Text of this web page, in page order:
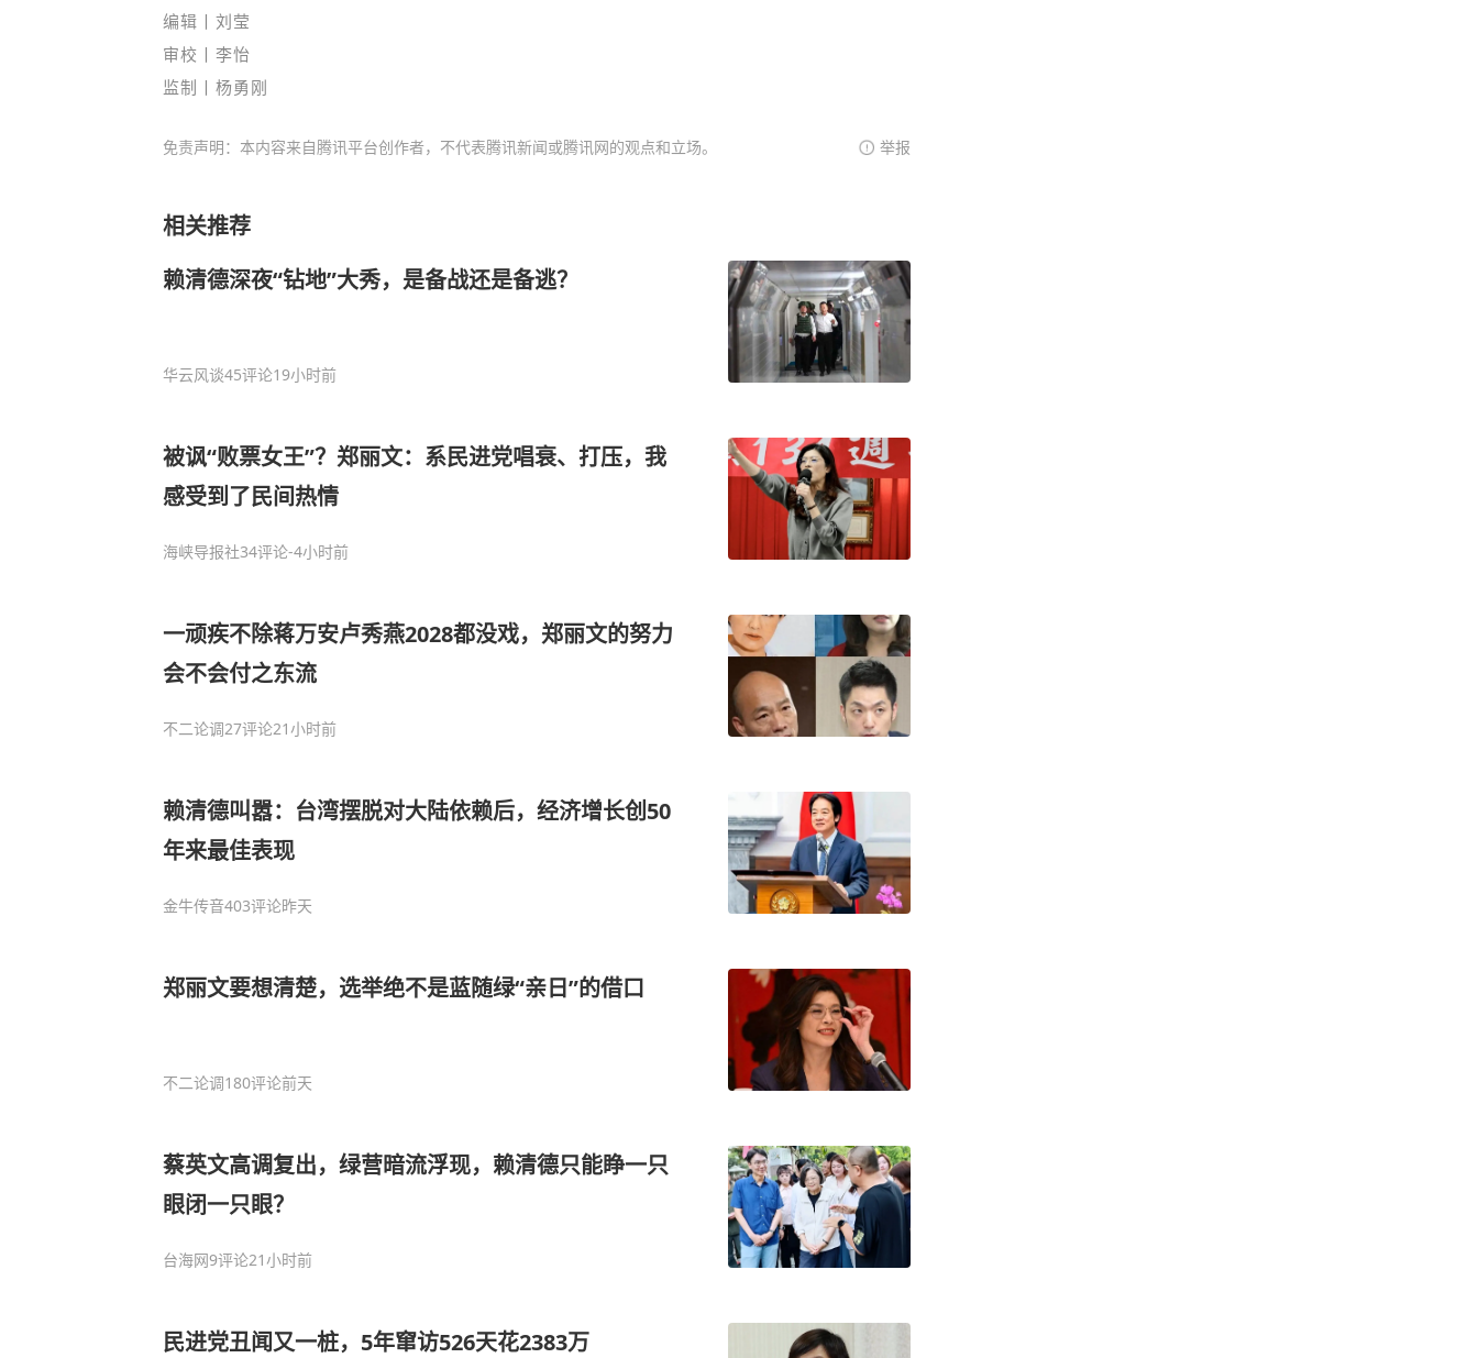
编辑丨 刘莹
审校丨 李怡
监制丨 杨勇刚
免责声明：本内容来自腾讯平台创作者，不代表腾讯新闻或腾讯网的观点和立场。 举报
相关推荐
赖清德深夜“钻地”大秀，是备战还是备逃？
华云风谈45评论19小时前
被讽“败票女王”？郑丽文：系民进党唱衰、打压，我
感受到了民间热情
海峡导报社34评论-4小时前
一顽疾不除蒋万安卢秀燕2028都没戏，郑丽文的努力
会不会付之东流
不二论调27评论21小时前
赖清德叫嚣：台湾摆脱对大陆依赖后，经济增长创50
年来最佳表现
金牛传音403评论昨天
郑丽文要想清楚，选举绝不是蓝随绿“亲日”的借口
不二论调180评论前天
蔡英文高调复出，绿营暗流浮现，赖清德只能睁一只
眼闭一只眼？
台海网9评论21小时前
民进党丑闻又一桩，5年窜访526天花2383万